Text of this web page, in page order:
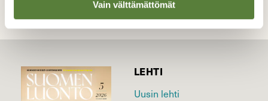
Vain välttämättömät
LEHTI
Uusin lehti